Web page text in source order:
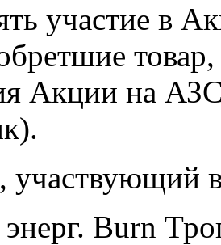
участие в
Акции на
участвующий
Burn